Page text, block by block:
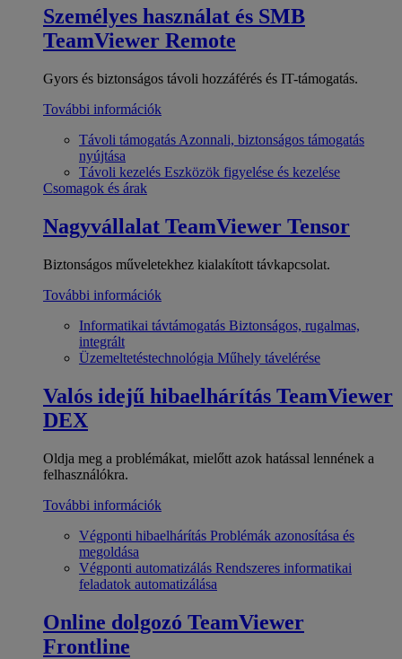
Személyes használat és SMB
TeamViewer Remote
Gyors és biztonságos távoli hozzáférés és IT-támogatás.
További információk
Távoli támogatás Azonnali, biztonságos támogatás
nyújtása
Távoli kezelés Eszközök figyelése és kezelése
Csomagok és árak
Nagyvállalat TeamViewer Tensor
Biztonságos műveletekhez kialakított távkapcsolat.
További információk
Informatikai távtámogatás Biztonságos, rugalmas,
integrált
Üzemeltetéstechnológia Műhely távelérése
Valós idejű hibaelhárítás TeamViewer
DEX
Oldja meg a problémákat, mielőtt azok hatással lennének a
felhasználókra.
További információk
Végponti hibaelhárítás Problémák azonosítása és
megoldása
Végponti automatizálás Rendszeres informatikai
feladatok automatizálása
Online dolgozó TeamViewer
Frontline